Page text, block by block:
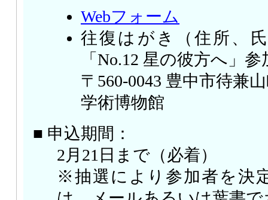
Webフォーム
往復はがき（住所、
「No.12 星の彼方へ」
〒560-0043 豊中市待兼
学術博物館
■ 申込期間：
2月21日まで（必着）
※抽選により参加者を決